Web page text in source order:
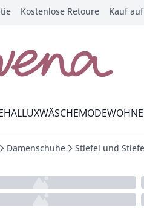
Kostenlose Retoure Kauf
zur Startseite
Menü mit Pfeil-Runter Taste
HALLUXWÄSCHEMODE
Damenschuhe Stiefel und